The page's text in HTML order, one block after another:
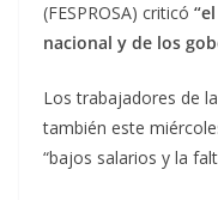
(FESPROSA) criticó
nacional y de los
Los trabajadores de
también este
“bajos salarios y la